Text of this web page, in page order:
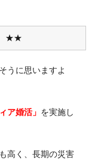
★★
うに思いますよ
ア婚活」 を実施し
高く、長期の災害